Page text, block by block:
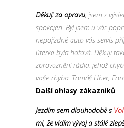
Děkuji za opravu, jsem s
spokojen. Byl jsem u vás
nepojízdné auto vás servis
úterka byla hotová. Děkuji
zprovoznění rádia, jehož
vaše chyba. Tomáš Uher,
Další ohlasy zákazníků
Jezdím sem dlouhodobě s
mi, že vidím vývoj a stálé